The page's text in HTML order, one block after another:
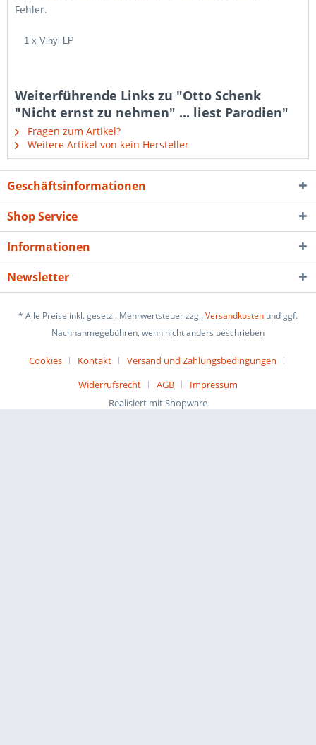
Fehler.
1 x Vinyl LP
Weiterführende Links zu "Otto Schenk
"Nicht ernst zu nehmen" ... liest Parodien"
Fragen zum Artikel?
Weitere Artikel von kein Hersteller
Geschäftsinformationen
Shop Service
Informationen
Newsletter
* Alle Preise inkl. gesetzl. Mehrwertsteuer zzgl.Versandkosten und ggf.
Nachnahmegebühren, wenn nicht anders beschrieben
Cookies Kontakt
Versand und Zahlungsbedingungen
Widerrufsrecht
AGB
Impressum
Realisiert mit Shopware